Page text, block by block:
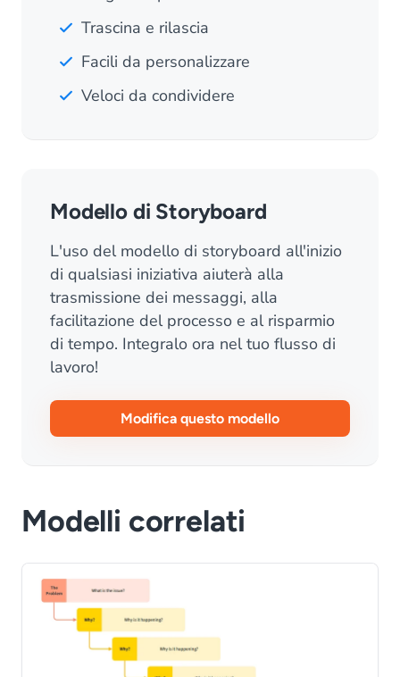
Trascina e rilascia
Facili da personalizzare
Veloci da condividere
Modello di Storyboard
L'uso del modello di storyboard all'inizio
di qualsiasi iniziativa aiuterà alla
trasmissione dei messaggi, alla
facilitazione del processo e al risparmio
di tempo. Integralo ora nel tuo flusso di
lavoro!
Modifica questo modello
Modelli correlati